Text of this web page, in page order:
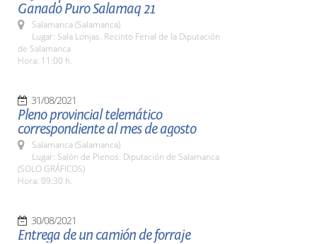
Ganado Puro Salamaq 21
Salamanca (Salamanca)
Lugar: Sala Lonjas. Recinto Ferial de la Diputación
de Salamanca
Hora: 11:00 h.
31/08/2021
Pleno provincial telemático
correspondiente al mes de agosto
Salamanca (Salamanca)
Lugar: Salón de Plenos. Diputación de Salamanca
(SOLO GRÁFICOS)
Hora: 09:30 h.
30/08/2021
Entrega de un camión de forraje